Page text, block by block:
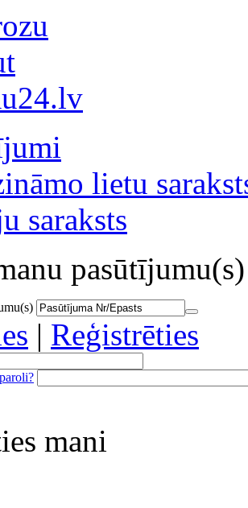
lietu
saraksts
pasūtījumu(s)
| Reģistrēties
mani